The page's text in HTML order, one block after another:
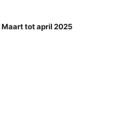
Maart tot april 2025